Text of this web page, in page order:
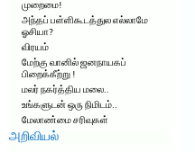
முறைமை!
அந்தப் பள்ளிகூடத்துல எல்லாமே
ஓசியா?
விரயம்
மேற்கு வானில் ஜனநாயகப்
பிறைக்கீற்று !
மலர் நகர்த்திய மலை..
உங்களுடன் ஒரு நிமிடம்..
மேலாண்மை சரிவுகள்
அறிவியல்